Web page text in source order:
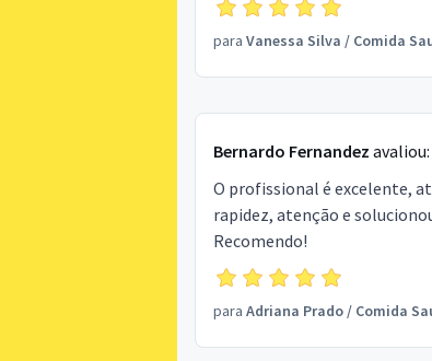
para Vanessa Silva / Comida
Bernardo Fernandez avaliou:
O profissional é excelente,
rapidez, atenção e
Recomendo!
para Adriana Prado/ Comida